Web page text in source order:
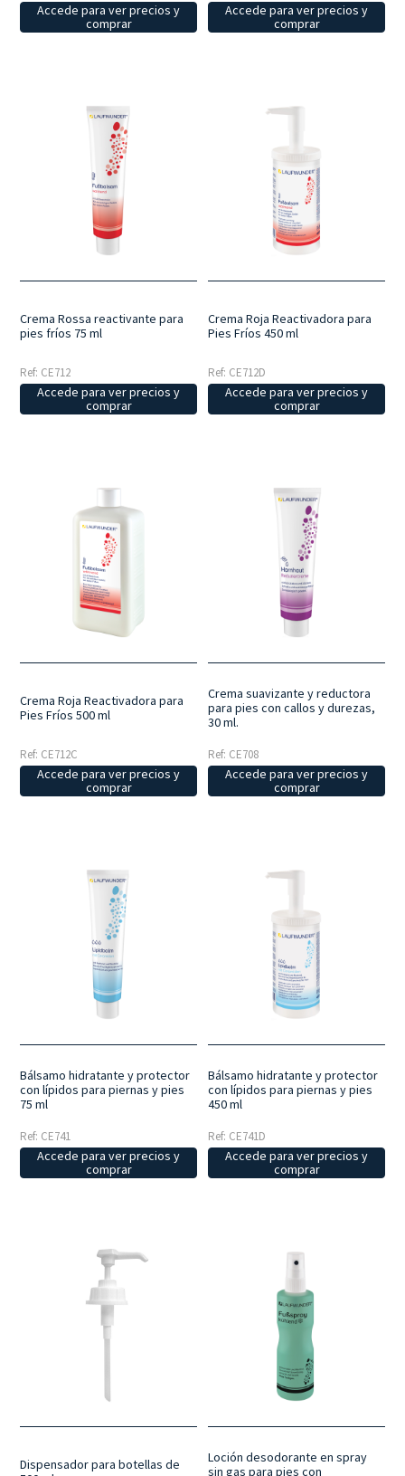
Accede para ver precios y
comprar
Accede para ver precios y
comprar
Crema Rossa reactivante para
pies fríos 75 ml
Ref: CE712
Accede para ver precios y
comprar
Crema Roja Reactivadora para
Pies Fríos 450 ml
Ref: CE712D
Accede para ver precios y
comprar
Crema Roja Reactivadora para
Pies Fríos 500 ml
Ref: CE712C
Accede para ver precios y
comprar
Crema suavizante y reductora
para pies con callos y durezas,
30 ml.
Ref: CE708
Accede para ver precios y
comprar
Bálsamo hidratante y protector
con lípidos para piernas y pies
75 ml
Ref: CE741
Accede para ver precios y
comprar
Bálsamo hidratante y protector
con lípidos para piernas y pies
450 ml
Ref: CE741D
Accede para ver precios y
comprar
Dispensador para botellas de
Loción desodorante en spray
sin gas para pies con